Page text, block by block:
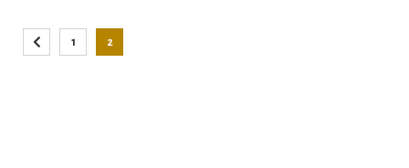
Página
AnteriorPágina
1
Está viendo la página
2